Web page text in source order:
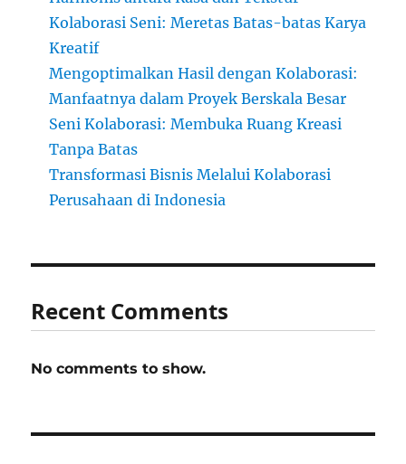
Kolaborasi Seni: Meretas Batas-batas Karya
Kreatif
Mengoptimalkan Hasil dengan Kolaborasi:
Manfaatnya dalam Proyek Berskala Besar
Seni Kolaborasi: Membuka Ruang Kreasi
Tanpa Batas
Transformasi Bisnis Melalui Kolaborasi
Perusahaan di Indonesia
Recent Comments
No comments to show.